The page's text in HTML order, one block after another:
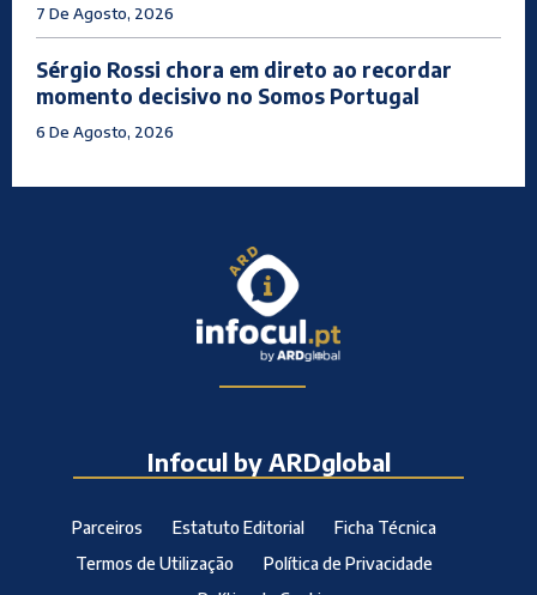
7 De Agosto, 2026
Sérgio Rossi chora em direto ao recordar
momento decisivo no Somos Portugal
6 De Agosto, 2026
Infocul by ARDglobal
Parceiros Estatuto Editorial
Ficha Técnica
Termos de Utilização
Política de Privacidade